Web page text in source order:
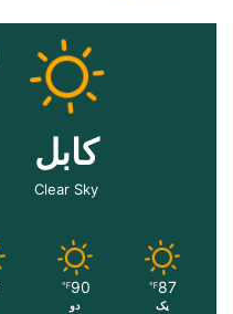
کابل
Clear Sky
87
℉
یک
90
℉
دو